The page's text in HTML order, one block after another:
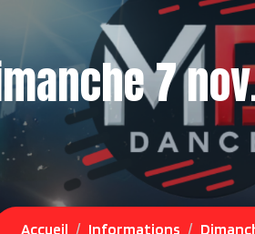
7
Accueil Informations